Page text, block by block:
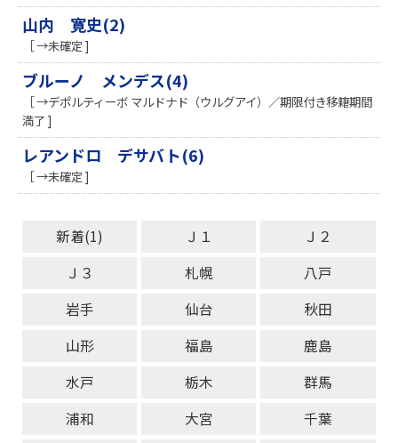
山内 寛史(2)
［ →未確定 ]
ブルーノ メンデス(4)
［ →デポルティーボ マルドナド（ウルグアイ）／期限付き移籍期間
満了 ]
レアンドロ デサバト(6)
［ →未確定 ]
新着(1) Ｊ１
Ｊ２
Ｊ３
札幌
八戸
岩手
仙台
秋田
山形
福島
鹿島
水戸
栃木
群馬
浦和
大宮
千葉